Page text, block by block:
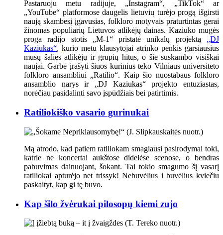
Pastaruoju metu radijuje, „Instagram“, „TikTok“ ar
„YouTube“ platformose daugelis lietuvių turėjo progą išgirsti
naują skambesį įgavusias, folkloro motyvais praturtintas gerai
žinomas populiarių Lietuvos atlikėjų dainas. Kaziuko mugės
proga radijo stotis „M-1“ pristatė unikalų projektą „DJ
Kaziukas“, kurio metu klausytojai atrinko penkis garsiausius
mūsų šalies atlikėjų ir grupių hitus, o šie suskambo visiškai
naujai. Garbė įrašyti šiuos kūrinius teko Vilniaus universiteto
folkloro ansambliui „Ratilio“. Kaip šio nuostabaus folkloro
ansamblio narys ir „DJ Kaziukas“ projekto entuziastas,
norėčiau pasidalinti savo įspūdžiais bei patirtimis.
Ratiliokiško vasario gurinukai
Mą atrodo, kad patiem ratiliokam smagiausi pasirodymai toki,
katrie ne koncertai aukštose didelėse scenose, o bendras
pabuvimas dainuojant, šokant. Tai tokio smagumo šį vasarį
ratiliokai apturėjo net trissyk! Nebuvėlius i buvėlius kviečiu
paskaityt, kap gi tę buvo.
Kap šilo žvėrukai pilosopų kiemi zujo